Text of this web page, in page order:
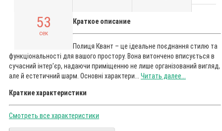
52
сек
Краткое описание
Полиця Квант – це ідеальне поєднання стилю та
функціональності для вашого простору. Вона витончено вписується в
сучасний інтер’єр, надаючи приміщенню не лише організований вигляд,
але й естетичний шарм. Основні характери... Читать далее...
Краткие характеристики
Смотреть все характеристики